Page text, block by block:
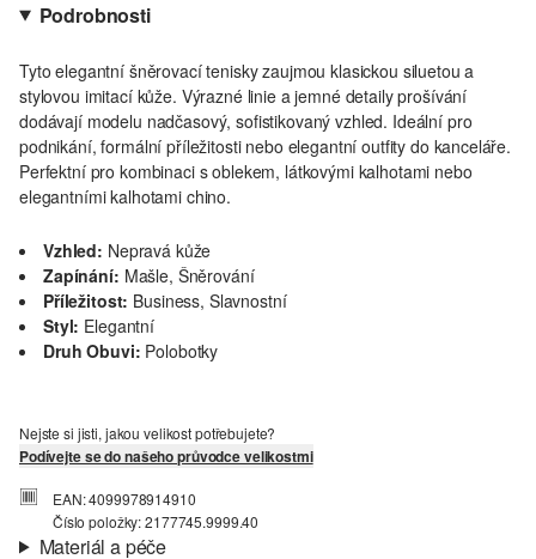
Podrobnosti
Tyto elegantní šněrovací tenisky zaujmou klasickou siluetou a
stylovou imitací kůže. Výrazné linie a jemné detaily prošívání
dodávají modelu nadčasový, sofistikovaný vzhled. Ideální pro
podnikání, formální příležitosti nebo elegantní outfity do kanceláře.
Perfektní pro kombinaci s oblekem, látkovými kalhotami nebo
elegantními kalhotami chino.
Vzhled: Nepravá kůže
Zapínání: Mašle, Šněrování
Příležitost: Business, Slavnostní
Styl: Elegantní
Druh Obuvi: Polobotky
Nejste si jisti, jakou velikost potřebujete?
Podívejte se do našeho průvodce velikostmi
EAN: 4099978914910
Číslo položky: 2177745.9999.40
Materiál a péče